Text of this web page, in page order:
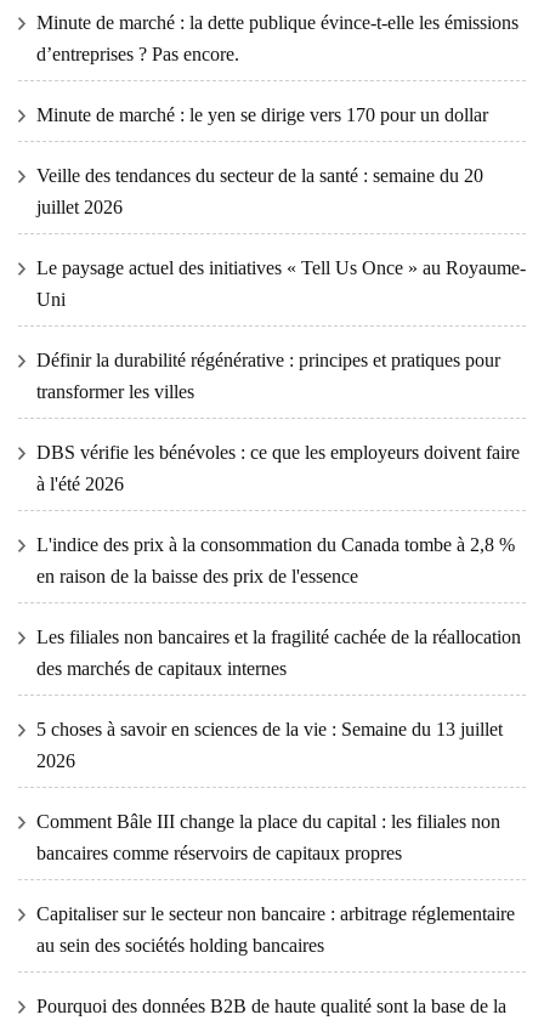
Minute de marché : la dette publique évince-t-elle les émissions
d’entreprises ? Pas encore.
Minute de marché : le yen se dirige vers 170 pour un dollar
Veille des tendances du secteur de la santé : semaine du 20
juillet 2026
Le paysage actuel des initiatives « Tell Us Once » au Royaume-
Uni
Définir la durabilité régénérative : principes et pratiques pour
transformer les villes
DBS vérifie les bénévoles : ce que les employeurs doivent faire
à l'été 2026
L'indice des prix à la consommation du Canada tombe à 2,8 %
en raison de la baisse des prix de l'essence
Les filiales non bancaires et la fragilité cachée de la réallocation
des marchés de capitaux internes
5 choses à savoir en sciences de la vie : Semaine du 13 juillet
2026
Comment Bâle III change la place du capital : les filiales non
bancaires comme réservoirs de capitaux propres
Capitaliser sur le secteur non bancaire : arbitrage réglementaire
au sein des sociétés holding bancaires
Pourquoi des données B2B de haute qualité sont la base de la